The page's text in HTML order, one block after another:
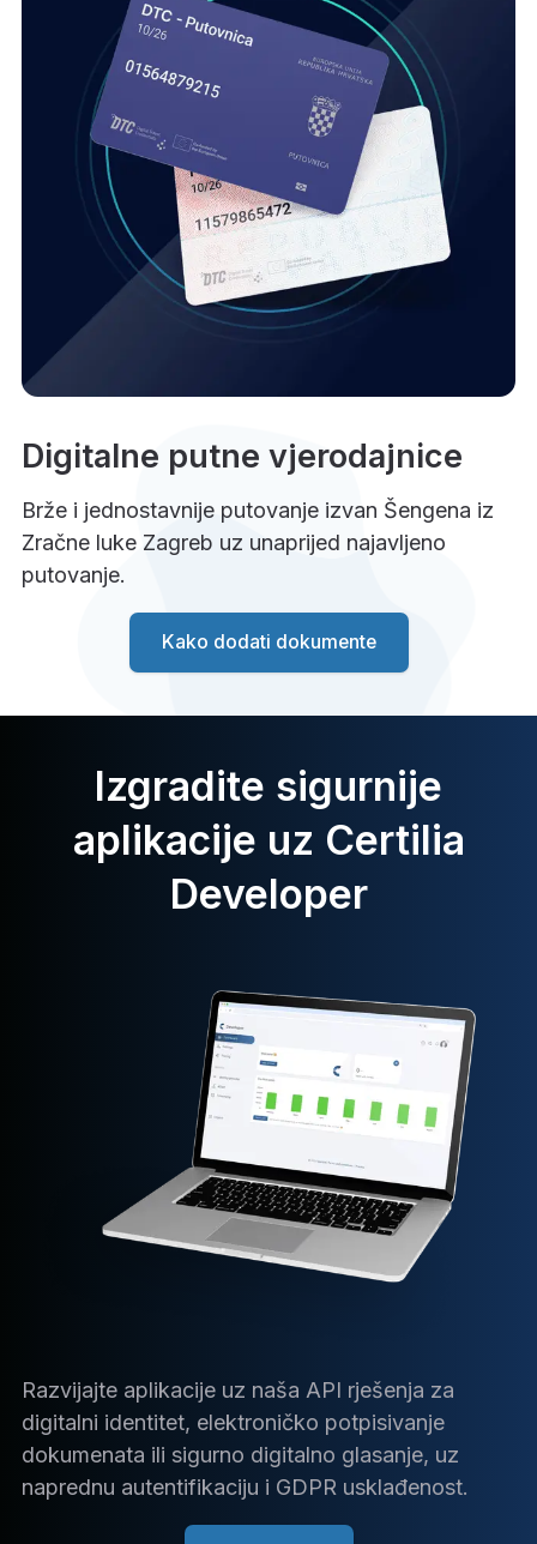
Digitalne putne vjerodajnice
Brže i jednostavnije putovanje izvan Šengena iz
Zračne luke Zagreb uz unaprijed najavljeno
putovanje.
Kako dodati dokumente
Razvijajte aplikacije uz naša API rješenja za
digitalni identitet, elektroničko potpisivanje
dokumenata ili sigurno digitalno glasanje, uz
naprednu autentifikaciju i GDPR usklađenost.
Izgradite sigurnije
aplikacije uz Certilia
Developer